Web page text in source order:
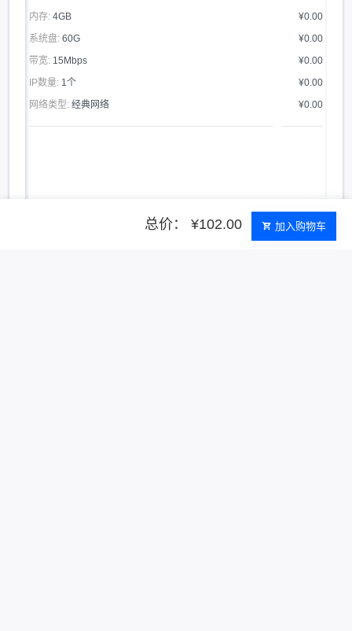
内存: 4GB
¥0.00
系统盘: 60G
¥0.00
带宽: 15Mbps
¥0.00
IP数量: 1个
¥0.00
网络类型: 经典网络 ¥0.00
总价： ¥102.00 加入购物车